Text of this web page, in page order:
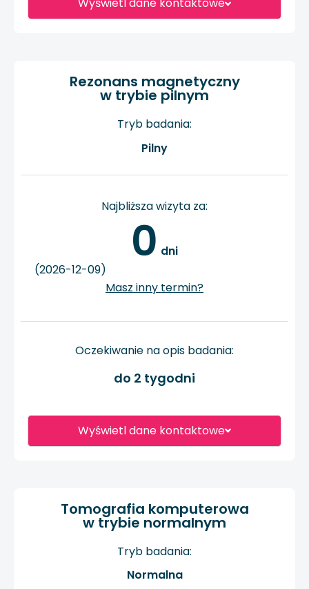
Wyświetl dane kontaktowe
Wyświetl dane kontaktowe
Rezonans magnetyczny
w trybie pilnym
Tryb badania:
Pilny
Najbliższa wizyta za:
0 dni
(2026-12-09)
Masz inny termin?
Oczekiwanie na opis badania:
do 2 tygodni
Tomografia komputerowa
w trybie normalnym
Tryb badania:
Normalna